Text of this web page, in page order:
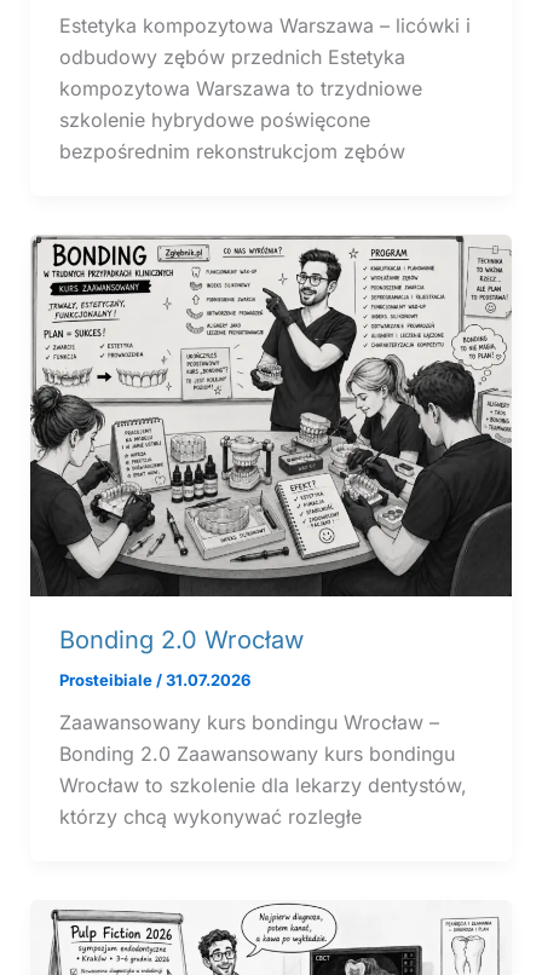
Estetyka kompozytowa Warszawa – licówki i
odbudowy zębów przednich Estetyka
kompozytowa Warszawa to trzydniowe
szkolenie hybrydowe poświęcone
bezpośrednim rekonstrukcjom zębów
Bonding 2.0 Wrocław
Prosteibiale/31.07.2026
Zaawansowany kurs bondingu Wrocław –
Bonding 2.0 Zaawansowany kurs bondingu
Wrocław to szkolenie dla lekarzy dentystów,
którzy chcą wykonywać rozległe